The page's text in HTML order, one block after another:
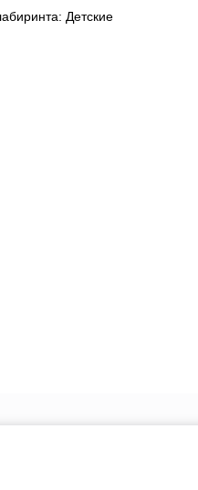
Детские